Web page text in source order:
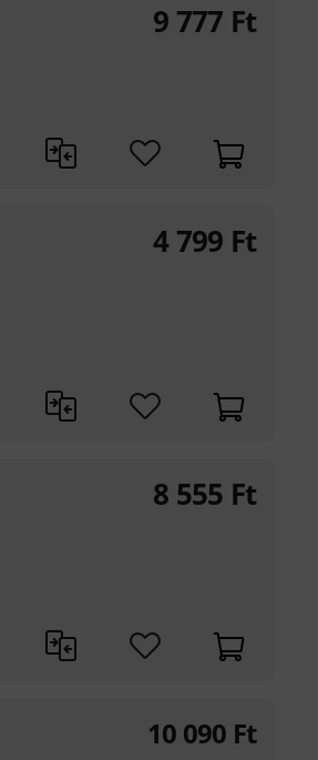
9 777 Ft
4 799 Ft
8 555 Ft
10 090 Ft